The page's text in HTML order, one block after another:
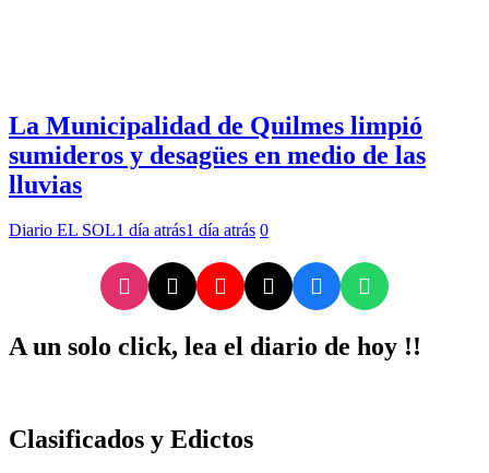
La Municipalidad de Quilmes limpió
sumideros y desagües en medio de las
lluvias
Diario EL SOL1 día atrás1 día atrás 0
A un solo click, lea el diario de hoy !!
Clasificados y Edictos